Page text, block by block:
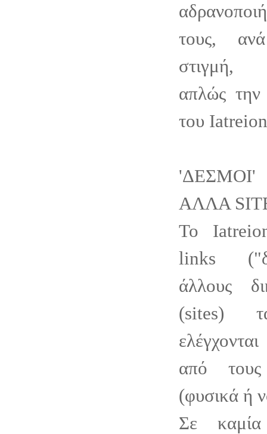
τους,
στιγμή,
απλώς την
του
ΑΛΛΑ
Το
links
άλλους
(sites)
από τους
(φυσικά ή
Σε